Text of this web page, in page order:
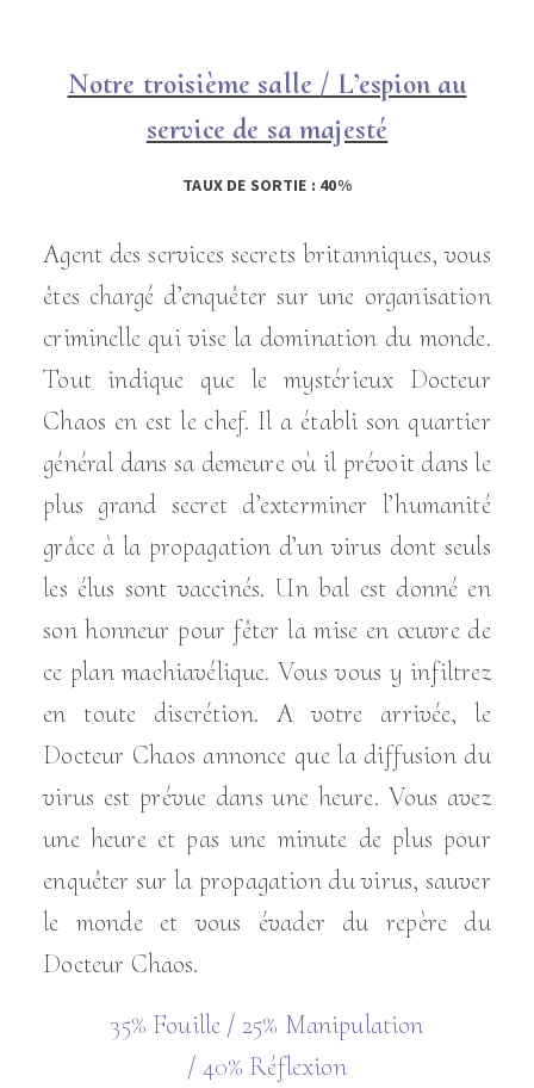
Notre troisième salle / L’espion au
service de sa majesté
TAUX DE SORTIE : 40%
Agent des services secrets britanniques, vous
êtes chargé d’enquêter sur une organisation
criminelle qui vise la domination du monde.
Tout indique que le mystérieux Docteur
Chaos en est le chef. Il a établi son quartier
général dans sa demeure où il prévoit dans le
plus grand secret d’exterminer l’humanité
grâce à la propagation d’un virus dont seuls
les élus sont vaccinés. Un bal est donné en
son honneur pour fêter la mise en œuvre de
ce plan machiavélique. Vous vous y infiltrez
en toute discrétion. A votre arrivée, le
Docteur Chaos annonce que la diffusion du
virus est prévue dans une heure. Vous avez
une heure et pas une minute de plus pour
enquêter sur la propagation du virus, sauver
le monde et vous évader du repère du
Docteur Chaos.
35% Fouille / 25% Manipulation
/ 40% Réflexion